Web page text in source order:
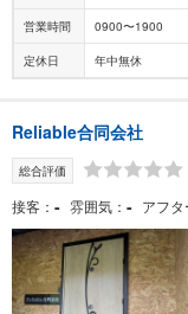
営業時間 0900〜1900
定休日 年中無休
Reliable合同会社
総合評価
接客 - 雰囲気 - アフタ